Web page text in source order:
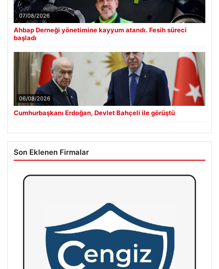
07/08/2026
Ahbap Derneği yönetimine kayyum atandı. Fesih süreci
başladı
06/08/2026
Cumhurbaşkanı Erdoğan, Devlet Bahçeli ile görüştü
Son Eklenen Firmalar